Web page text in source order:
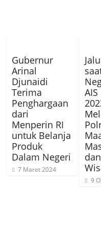
Gubernur
Arinal
Djunaidi
Terima
Penghargaan
dari
Menperin RI
untuk Belanja
Produk
Dalam Negeri
7 Maret 2024
dan
9